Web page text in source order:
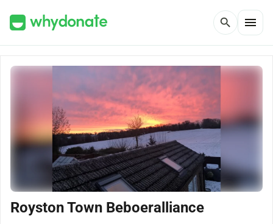
search menu
Royston Town Beboeralliance